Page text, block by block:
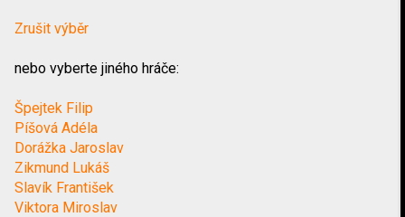
Zrušit výběr
nebo vyberte jiného hráče:
Špejtek Filip
Píšová Adéla
Dorážka Jaroslav
Zikmund Lukáš
Slavík František
Viktora Miroslav